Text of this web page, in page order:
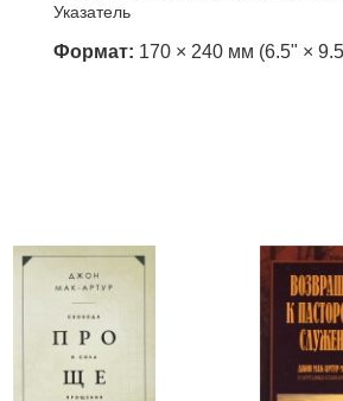
Указатель
Формат: 170 × 240 мм (6.5" ×